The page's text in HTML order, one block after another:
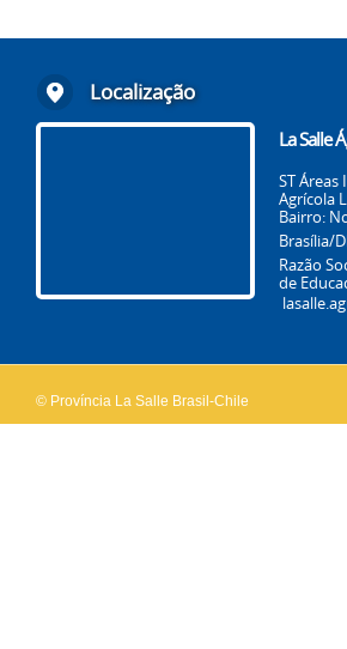
Localização
La Salle
ST
Agrícola
Bairro:
Brasília/
Razão
de
© Província La Salle Brasil-Chile